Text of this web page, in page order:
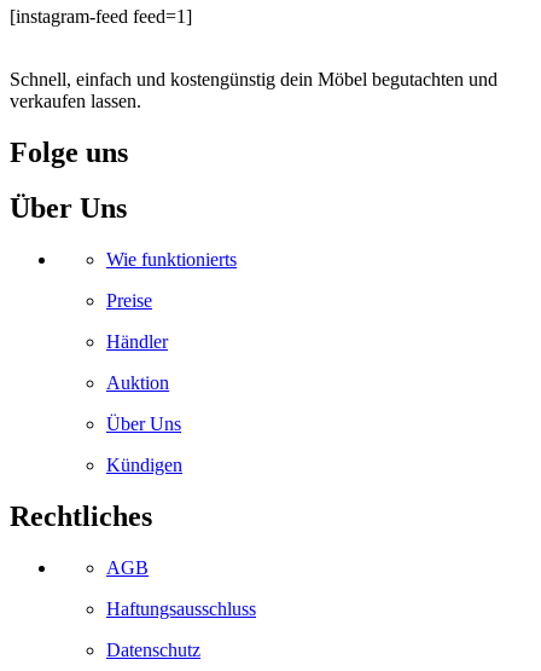
[instagram-feed feed=1]
Schnell, einfach und kostengünstig dein Möbel begutachten und
verkaufen lassen.
Folge uns
Facebook
Instagram
Whatsapp
Youtube
Über Uns
Wie funktionierts
Preise
Händler
Auktion
Über Uns
Kündigen
Rechtliches
AGB
Haftungsausschluss
Datenschutz